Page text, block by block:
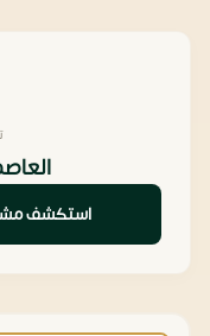
استكشف